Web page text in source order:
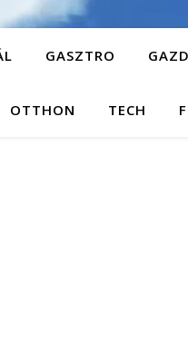
GASZTRO
OTTHON TECH